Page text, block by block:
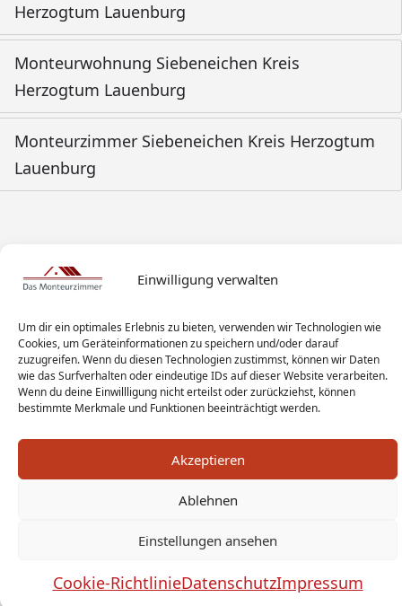
Einwilligung verwalten
Um dir ein optimales Erlebnis zu bieten, verwenden wir Technologien wie
Cookies, um Geräteinformationen zu speichern und/oder darauf
zuzugreifen. Wenn du diesen Technologien zustimmst, können wir Daten
wie das Surfverhalten oder eindeutige IDs auf dieser Website verarbeiten.
Wenn du deine Einwillligung nicht erteilst oder zurückziehst, können
bestimmte Merkmale und Funktionen beeinträchtigt werden.
Akzeptieren
Ablehnen
Einstellungen ansehen
Cookie-RichtlinieDatenschutzImpressum
Herzogtum Lauenburg
Monteurwohnung Siebeneichen Kreis
Herzogtum Lauenburg
Monteurzimmer Siebeneichen Kreis Herzogtum
Lauenburg
Impressum
Sitemap Sanitär Experten
Monteurwohnung Berlin News